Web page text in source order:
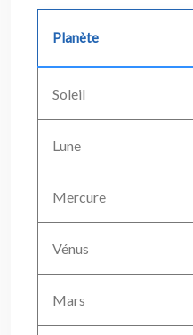
Planète
Soleil
Lune
Mercure
Vénus
Mars